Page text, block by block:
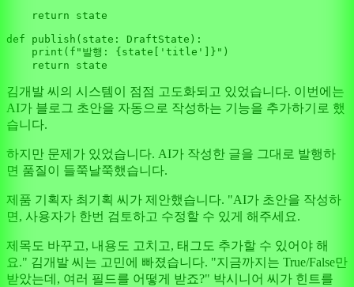
return state
def
publish ( state: DraftState ):
print ( f"발행: {state[ 'title' ]} " )
return
김개발 씨의 시스템이 점점 고도화되고 있었습니다. 이번에는
AI가 블로그 초안을 자동으로 작성하는 기능을 추가하기로 했
습니다.
하지만 문제가 있었습니다. AI가 작성한 글을 그대로 발행하
면 품질이 들쭉날쭉했습니다.
제품 기획자 최기획 씨가 제안했습니다. "AI가 초안을 작성하
면, 사용자가 한번 검토하고 수정할 수 있게 해주세요.
제목도 바꾸고, 내용도 고치고, 태그도 추가할 수 있어야 해
요." 김개발 씨는 고민에 빠졌습니다. "지금까지는 True/False만
받았는데, 여러 필드를 어떻게 받죠?" 박시니어 씨가 힌트를